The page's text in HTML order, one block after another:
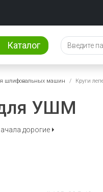
Каталог
шлифовальных машин Круги
для УШМ
дорогие